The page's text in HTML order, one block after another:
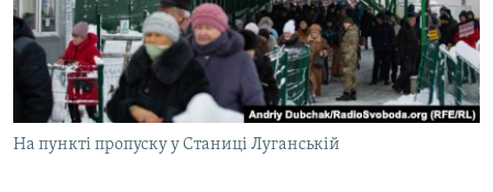
ВІДЕОУРОКИ «ELIFBE»
СВІДЧЕННЯ ОКУПАЦІЇ
УКРАЇНСЬКА ПРОБЛЕМА КРИМУ
ІНФОГРАФІКА
Русский
Qırımtatar
ДОЛУЧАЙСЯ!
На пункті пропуску у Станиці Луганській